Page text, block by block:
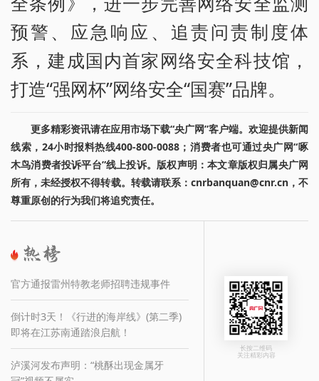
预警、应急响应、追责问责制度体
系，建成国内首家网络安全科技馆，
打造“强网杯”网络安全“国赛”品牌。
更多精彩资讯请在应用市场下载“央广网”客户端。欢迎提供新闻
线索，24小时报料热线400-800-0088；消费者也可通过央广网“啄
木鸟消费者投诉平台”线上投诉。版权声明：本文章版权归属央广网
所有，未经授权不得转载。转载请联系：cnrbanquan@cnr.cn，不
尊重原创的行为我们将追究责任。
官方通报雷州特教老师招聘违规事件
倒计时3天！《行进的海岸线》(第二季)
即将在江苏南通踏浪启航！
泸溪河发布声明：“桃酥出现金属牙
长按二维码
关注精彩内容